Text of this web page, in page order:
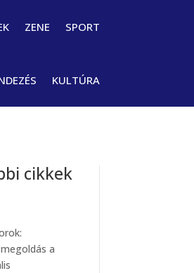
ZENE SPORT
KULTÚRA
cikkek
a